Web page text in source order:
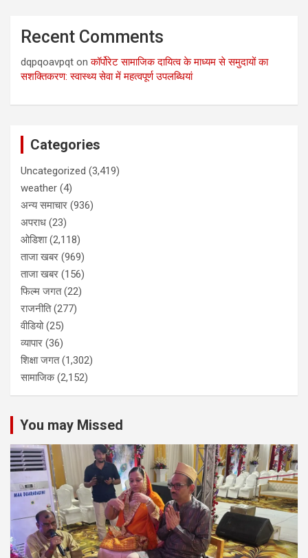
Recent Comments
dqpqoavpqt onकॉर्पोरेट सामाजिक दायित्व के माध्यम से समुदायों का
सशक्तिकरण: स्वास्थ्य सेवा में महत्वपूर्ण उपलब्धियां
Categories
Uncategorized (3,419)
weather (4)
अन्य समाचार (936)
अपराध (23)
ओडिशा(2,118)
ताजा खबर (969)
ताजा खबर (156)
फिल्म जगत(22)
राजनीति(277)
वीडियो(25)
व्यापार (36)
शिक्षा जगत(1,302)
सामाजिक(2,152)
You may Missed